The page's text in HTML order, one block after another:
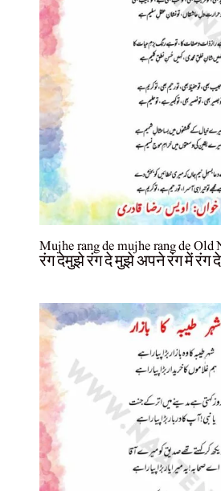
Mujhe rang de mujhe rang de
रंग देमुझे रंग दे मुझे अपने रंग में रंग दे